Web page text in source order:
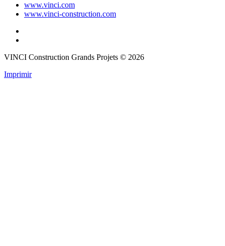
www.vinci.com
www.vinci-construction.com
VINCI Construction Grands Projets © 2026
Imprimir